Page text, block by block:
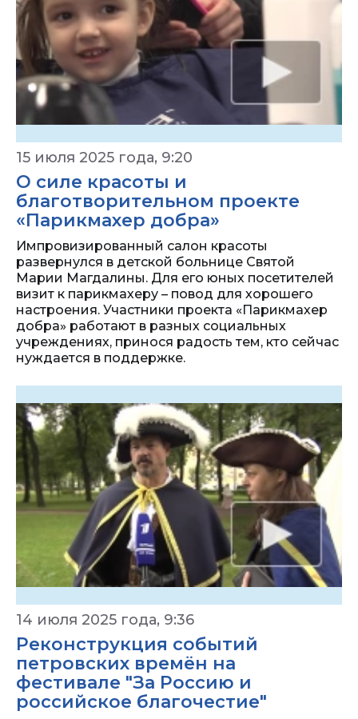
15 июля 2025 года, 9:20
О силе красоты и
благотворительном проекте
«Парикмахер добра»
Импровизированный салон красоты
развернулся в детской больнице Святой
Марии Магдалины. Для его юных посетителей
визит к парикмахеру – повод для хорошего
настроения. Участники проекта «Парикмахер
добра» работают в разных социальных
учреждениях, принося радость тем, кто сейчас
нуждается в поддержке.
14 июля 2025 года, 9:36
Реконструкция событий
петровских времён на
фестивале "За Россию и
российское благочестие"